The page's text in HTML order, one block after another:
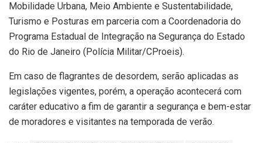
Mobilidade Urbana, Meio Ambiente e Sustentabilidade,
Turismo e Posturas em parceria com a Coordenadoria do
Programa Estadual de Integração na Segurança do Estado
do Rio de Janeiro (Polícia Militar/CProeis).
Em caso de flagrantes de desordem, serão aplicadas as
legislações vigentes, porém, a operação acontecerá com
caráter educativo a fim de garantir a segurança e bem-estar
de moradores e visitantes na temporada de verão.